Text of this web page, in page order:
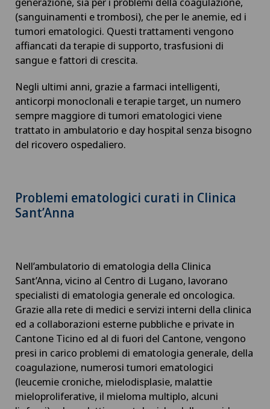
(sanguinamenti e trombosi), che per le anemie, ed i
tumori ematologici. Questi trattamenti vengono
affiancati da terapie di supporto, trasfusioni di
sangue e fattori di crescita.
Negli ultimi anni, grazie a farmaci intelligenti,
anticorpi monoclonali e terapie target, un numero
sempre maggiore di tumori ematologici viene
trattato in ambulatorio e day hospital senza bisogno
del ricovero ospedaliero.
Problemi ematologici curati in Clinica
Sant’Anna
Nell’ambulatorio di ematologia della Clinica
Sant’Anna, vicino al Centro di Lugano, lavorano
specialisti di ematologia generale ed oncologica.
Grazie alla rete di medici e servizi interni della clinica
ed a collaborazioni esterne pubbliche e private in
Cantone Ticino ed al di fuori del Cantone, vengono
presi in carico problemi di ematologia generale, della
coagulazione, numerosi tumori ematologici
(leucemie croniche, mielodisplasie, malattie
mieloproliferative, il mieloma multiplo, alcuni